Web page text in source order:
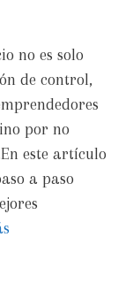
no es solo
de control,
por no
este artículo
a paso